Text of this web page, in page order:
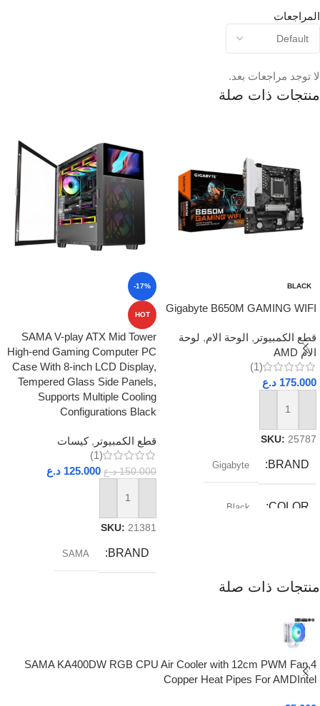
المراجعات
لا توجد مراجعات بعد.
منتجات ذات صلة
BLACK
Gigabyte B650M GAMING WIFI
قطع الكمبيوتر , الوحة الام, لوحة
الام AMD
(1)
175.000 د.ع
إضافة إلى السلة
SKU: 25787
BRAND
Gigabyte
COLOR
Black
SOCKET
AM5
-17%
HOT
SAMA V-play ATX Mid Tower
High-end Gaming Computer PC
Case With 8-inch LCD Display,
Tempered Glass Side Panels,
Supports Multiple Cooling
Configurations Black
قطع الكمبيوتر , كيسات
(1)
150.000 د.ع 125.000 د.ع
إضافة إلى السلة
SKU: 21381
BRAND
SAMA
منتجات ذات صلة
SAMA KA400DW RGB CPU Air Cooler with 12cm PWM Fan,4
Copper Heat Pipes For AMDIntel